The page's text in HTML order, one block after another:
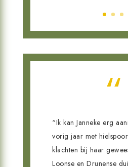
“
“Ik kan Janneke erg
vorig jaar met
klachten bij haar
Loonse en Drunense